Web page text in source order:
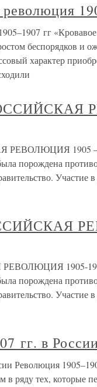
гг
беспорядков и
характер
1905 –
порождена
Участие
1905-1907
порождена
Участие
гг. в
Революция
ряду тех, которые